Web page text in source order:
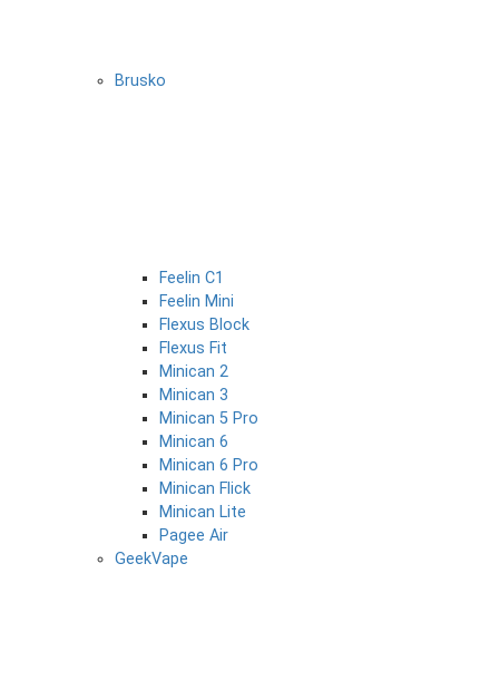
Brusko
Feelin C1
Feelin Mini
Flexus Block
Flexus Fit
Minican 2
Minican 3
Minican 5 Pro
Minican 6
Minican 6 Pro
Minican Flick
Minican Lite
Pagee Air
GeekVape